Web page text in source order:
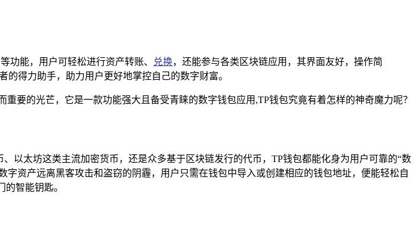
功能，用户可轻松进行资产转账、 兑换，还能参与各类区块链应用，其界面友好，操作简
得力助手，助力用户更好地掌控自己的数字财富。
要的光芒，它是一款功能强大且备受青睐的数字钱包应用,TP钱包究竟有着怎样的神奇魔力呢？
以太坊这类主流加密货币，还是众多基于区块链发行的代币，TP钱包都能化身为用户可靠的“数
资产远离黑客攻击和盗窃的阴霾，用户只需在钱包中导入或创建相应的钱包地址，便能轻松自
智能钥匙。